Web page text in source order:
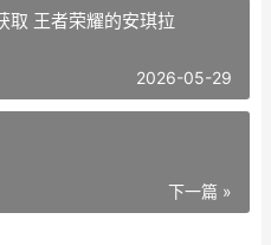
取 王者荣耀的安琪拉
2026-05-29
下一篇 »